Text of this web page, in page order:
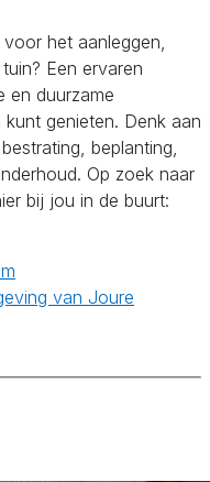
het aanleggen,
Een ervaren
en duurzame
genieten. Denk aan
beplanting,
Op zoek naar
bij jou in de buurt:
van Joure